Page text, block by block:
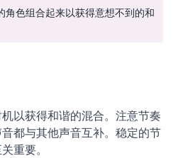
角色组合起来以获得意想不到的和
以获得和谐的混合。注意节奏
都与其他声音互补。稳定的节
重要。